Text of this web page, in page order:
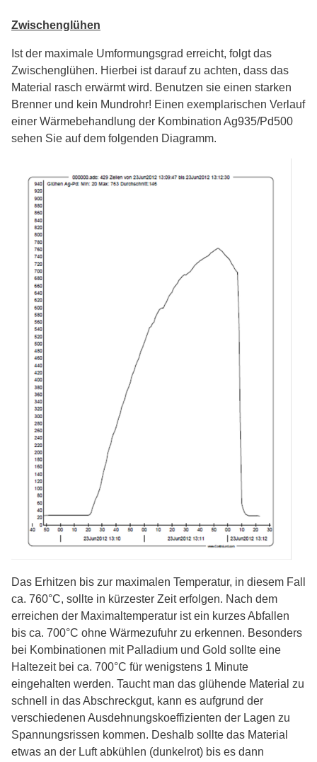
Zwischenglühen
Ist der maximale Umformungsgrad erreicht, folgt das
Zwischenglühen. Hierbei ist darauf zu achten, dass das
Material rasch erwärmt wird. Benutzen sie einen starken
Brenner und kein Mundrohr! Einen exemplarischen Verlauf
einer Wärmebehandlung der Kombination Ag935/Pd500
sehen Sie auf dem folgenden Diagramm.
Das Erhitzen bis zur maximalen Temperatur, in diesem Fall
ca. 760°C, sollte in kürzester Zeit erfolgen. Nach dem
erreichen der Maximaltemperatur ist ein kurzes Abfallen
bis ca. 700°C ohne Wärmezufuhr zu erkennen. Besonders
bei Kombinationen mit Palladium und Gold sollte eine
Haltezeit bei ca. 700°C für wenigstens 1 Minute
eingehalten werden. Taucht man das glühende Material zu
schnell in das Abschreckgut, kann es aufgrund der
verschiedenen Ausdehnungskoeffizienten der Lagen zu
Spannungsrissen kommen. Deshalb sollte das Material
etwas an der Luft abkühlen (dunkelrot) bis es dann